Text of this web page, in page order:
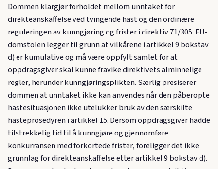
Dommen klargjør forholdet mellom unntaket for
direkteanskaffelse ved tvingende hast og den ordinære
reguleringen av kunngjøring og frister i direktiv 71/305. EU-
domstolen legger til grunn at vilkårene i artikkel 9 bokstav
d) er kumulative og må være oppfylt samlet for at
oppdragsgiver skal kunne fravike direktivets alminnelige
regler, herunder kunngjøringsplikten. Særlig presiserer
dommen at unntaket ikke kan anvendes når den påberopte
hastesituasjonen ikke utelukker bruk av den særskilte
hasteprosedyren i artikkel 15. Dersom oppdragsgiver hadde
tilstrekkelig tid til å kunngjøre og gjennomføre
konkurransen med forkortede frister, foreligger det ikke
grunnlag for direkteanskaffelse etter artikkel 9 bokstav d).